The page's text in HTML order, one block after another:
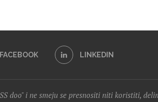
FACEBOOK LINKEDIN
doo" i ne smeju se presnositi niti koristiti,